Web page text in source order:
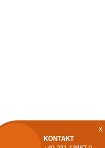
KONTAKT
x